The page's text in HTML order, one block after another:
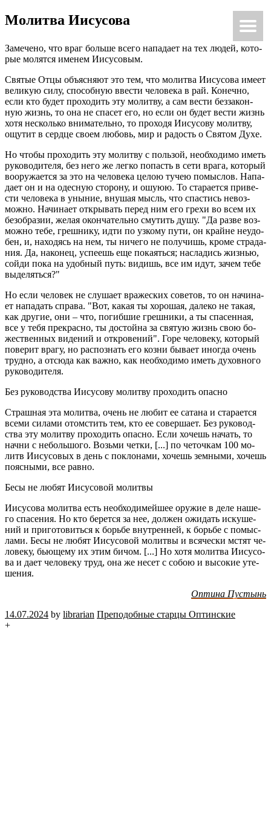
Ки́рие эле́йсон
Мо­лит­ва Иису­со­ва
За­ме­че­но, что враг боль­ше всего на­па­да­ет на тех людей, ко­то­
рые мо­лят­ся име­нем Иису­со­вым.
Свя­тые Отцы объ­яс­ня­ют это тем, что мо­лит­ва Иису­со­ва имеет
ве­ли­кую силу, спо­соб­ную вве­сти че­ло­ве­ка в рай. Ко­неч­но,
если кто будет про­хо­дить эту мо­лит­ву, а сам вести без­за­кон­
ную жизнь, то она не спа­сет его, но если он будет вести жизнь
хотя несколь­ко вни­ма­тель­но, то про­хо­дя Иису­со­ву мо­лит­ву,
ощу­тит в серд­це своем лю­бовь, мир и ра­дость о Свя­том Духе.
Но чтобы про­хо­дить эту мо­лит­ву с поль­зой, необ­хо­ди­мо иметь
ру­ко­во­ди­те­ля, без него же легко по­пасть в сети врага, ко­то­рый
во­ору­жа­ет­ся за это на че­ло­ве­ка целою тучею по­мыс­лов. На­па­
да­ет он и на одес­ную сто­ро­ну, и ошуюю. То ста­ра­ет­ся при­ве­
сти че­ло­ве­ка в уны­ние, вну­шая мысль, что спа­стись невоз­
мож­но. На­чи­на­ет от­кры­вать перед ним его грехи во всем их
без­об­ра­зии, желая окон­ча­тель­но сму­тить душу. "Да разве воз­
мож­но тебе, греш­ни­ку, идти по уз­ко­му пути, он крайне неудо­
бен, и, на­хо­дясь на нем, ты ни­че­го не по­лу­чишь, кроме стра­да­
ния. Да, на­ко­нец, успе­ешь еще по­ка­ять­ся; на­сла­дись жиз­нью,
сойди пока на удоб­ный путь: ви­дишь, все им идут, зачем тебе
вы­де­лять­ся?"
Но если че­ло­век не слу­ша­ет вра­же­ских со­ве­тов, то он на­чи­на­
ет на­па­дать спра­ва. "Вот, какая ты хо­ро­шая, да­ле­ко не такая,
как дру­гие, они – что, по­гиб­шие греш­ни­ки, а ты спа­сен­ная,
все у тебя пре­крас­но, ты до­стой­на за свя­тую жизнь свою бо­
же­ствен­ных ви­де­ний и от­кро­ве­ний". Горе че­ло­ве­ку, ко­то­рый
по­ве­рит врагу, но рас­по­знать его козни бы­ва­ет ино­гда очень
труд­но, а от­сю­да как важно, как необ­хо­ди­мо иметь ду­хов­но­го
ру­ко­во­ди­те­ля.
Без ру­ко­вод­ства Иису­со­ву мо­лит­ву про­хо­дить опас­но
Страш­ная эта мо­лит­ва, очень не любит ее са­та­на и ста­ра­ет­ся
всеми си­ла­ми ото­мстить тем, кто ее со­вер­ша­ет. Без ру­ко­вод­
ства эту мо­лит­ву про­хо­дить опас­но. Если хо­чешь на­чать, то
начни с неболь­шо­го. Возь­ми четки, [...] по че­точ­кам 100 мо­
литв Иису­со­вых в день с по­кло­на­ми, хо­чешь зем­ны­ми, хо­чешь
по­яс­ны­ми, все равно.
Бесы не любят Иису­со­вой мо­лит­вы
Иису­со­ва мо­лит­ва есть необ­хо­ди­мей­шее ору­жие в деле на­ше­
го спа­се­ния. Но кто бе­рет­ся за нее, дол­жен ожи­дать ис­ку­ше­
ний и при­го­то­вить­ся к борь­бе внут­рен­ней, к борь­бе с по­мыс­
ла­ми. Бесы не любят Иису­со­вой мо­лит­вы и вся­че­ски мстят че­
ло­ве­ку, бью­ще­му их этим бичом. [...] Но хотя мо­лит­ва Иису­со­
ва и дает че­ло­ве­ку труд, она же несет с собою и вы­со­кие уте­
ше­ния.
Оп­ти­на Пу­стынь
14.07.2024 by librarian Пре­по­доб­ные стар­цы Оп­тин­ские
+